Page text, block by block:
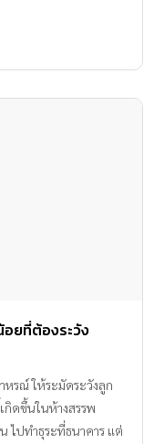
ยที่ต้องระวัง
รณ์ ให้ระมัดระวังลูก
ดขึ้นในห้างสรรพ
ปทำธุระที่ธนาคาร แต่